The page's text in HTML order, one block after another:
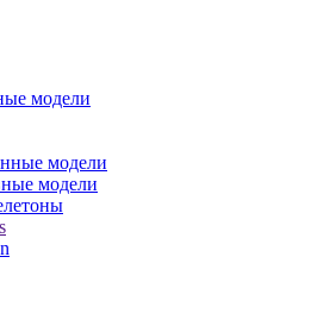
модели
модели
модели